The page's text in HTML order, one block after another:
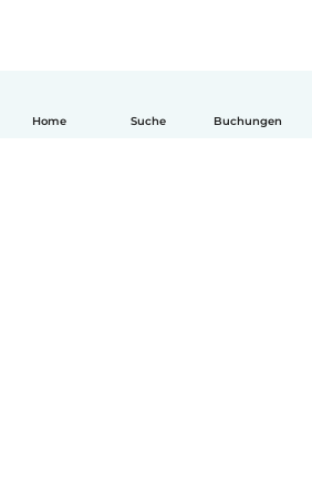
Home Suche Buchungen